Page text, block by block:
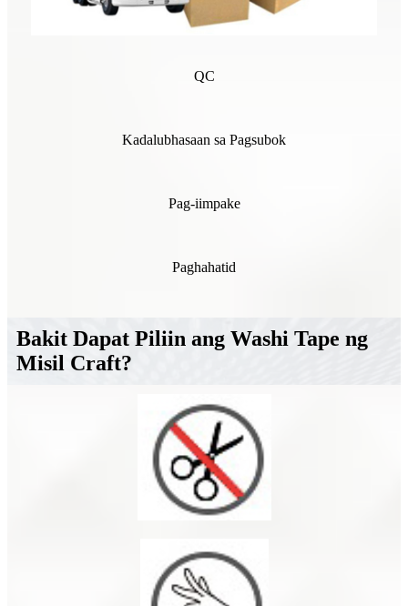
QC
Kadalubhasaan sa Pagsubok
Pag-iimpake
Paghahatid
Bakit Dapat Piliin ang Washi Tape ng
Misil Craft?